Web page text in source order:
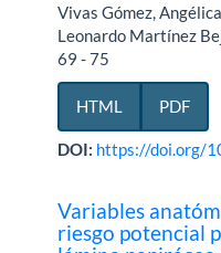
Vivas Gómez,
Leonardo Martínez
69 - 75
HTML PDF
DOI: https://doi.org/
Variables
riesgo potencial